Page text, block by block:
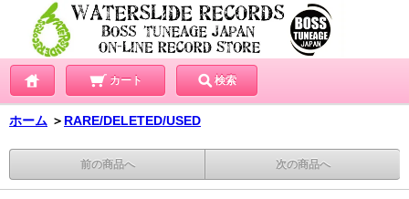
カート 検索
ホーム ＞ RARE/DELETED/USED
前の商品へ 次の商品へ